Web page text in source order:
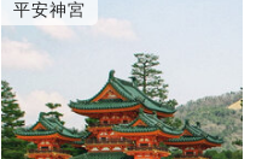
平安神宮